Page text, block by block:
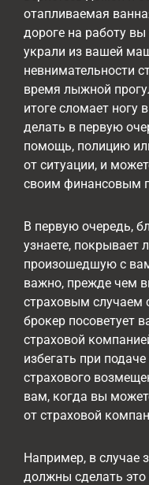
отапливаемая
дороге на работу вы
украли из вашей
невнимательности
время лыжной
итоге сломает ногу
делать в первую
помощь, полицию
от ситуации, и
своим финансовым
В первую очередь,
узнаете, покрывает
произошедшую с
важно, прежде чем
страховым случаем
брокер посоветует
страховой
избегать при
страхового
вам, когда вы
от страховой
Например, в случае
должны сделать